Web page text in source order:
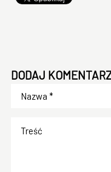
DODAJ